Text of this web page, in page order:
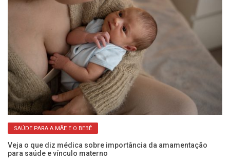
SAÚDE PARA A MÃE E O BEBÊ
Veja o que diz médica sobre importância da amamentação
para saúde e vínculo materno